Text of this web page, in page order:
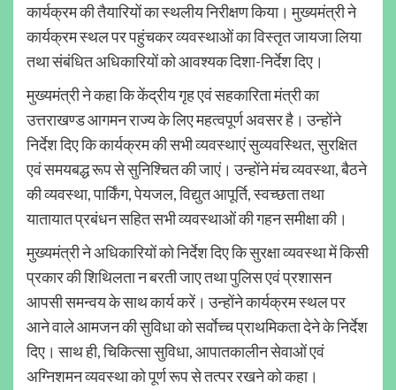
कार्यक्रम की तैयारियों का स्थलीय निरीक्षण किया। मुख्यमंत्री ने
कार्यक्रम स्थल पर पहुंचकर व्यवस्थाओं का विस्तृत जायजा लिया
तथा संबंधित अधिकारियों को आवश्यक दिशा-निर्देश दिए।
मुख्यमंत्री ने कहा कि केंद्रीय गृह एवं सहकारिता मंत्री का
उत्तराखण्ड आगमन राज्य के लिए महत्वपूर्ण अवसर है। उन्होंने
निर्देश दिए कि कार्यक्रम की सभी व्यवस्थाएं सुव्यवस्थित, सुरक्षित
एवं समयबद्ध रूप से सुनिश्चित की जाएं। उन्होंने मंच व्यवस्था, बैठने
की व्यवस्था, पार्किंग, पेयजल, विद्युत आपूर्ति, स्वच्छता तथा
यातायात प्रबंधन सहित सभी व्यवस्थाओं की गहन समीक्षा की।
मुख्यमंत्री ने अधिकारियों को निर्देश दिए कि सुरक्षा व्यवस्था में किसी
प्रकार की शिथिलता न बरती जाए तथा पुलिस एवं प्रशासन
आपसी समन्वय के साथ कार्य करें। उन्होंने कार्यक्रम स्थल पर
आने वाले आमजन की सुविधा को सर्वाेच्च प्राथमिकता देने के निर्देश
दिए। साथ ही, चिकित्सा सुविधा, आपातकालीन सेवाओं एवं
अग्निशमन व्यवस्था को पूर्ण रूप से तत्पर रखने को कहा।